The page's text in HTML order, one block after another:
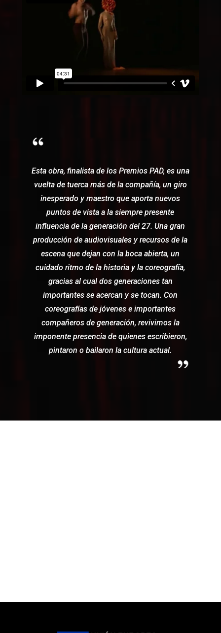
Esta obra, finalista de los Premios PAD, es una
vuelta de tuerca más de la compañía, un giro
inesperado y maestro que aporta nuevos
puntos de vista a la siempre presente
influencia de la generación del 27. Una gran
producción de audiovisuales y recursos de la
escena que dejan con la boca abierta, un
cuidado ritmo de la historia y la coreografía,
gracias al cual dos generaciones tan
importantes se acercan y se tocan. Con
coreografías de jóvenes e importantes
compañeros de generación, revivimos la
imponente presencia de quienes escribieron,
pintaron o bailaron la cultura actual.